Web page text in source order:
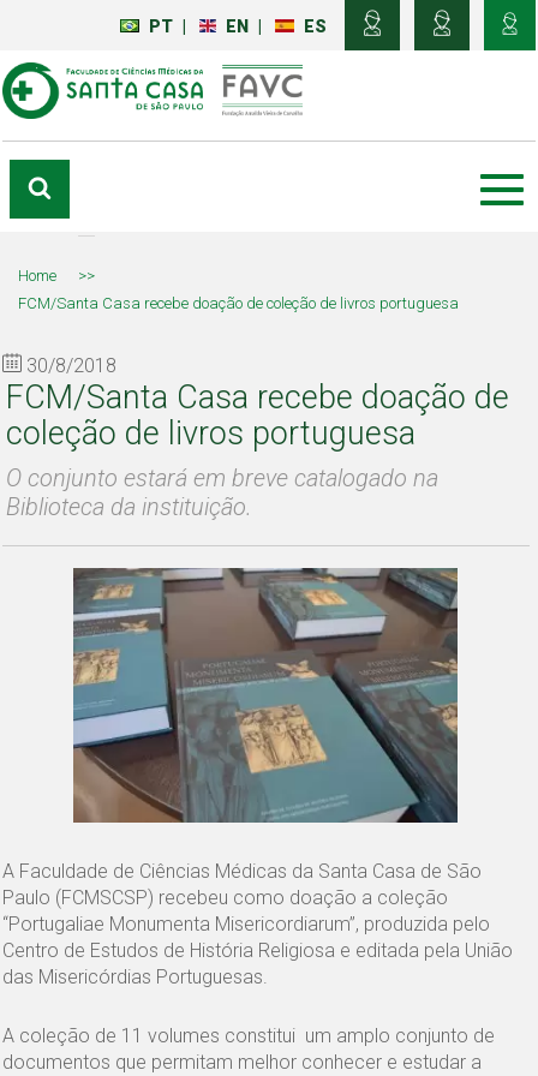
PT EN ES
Home
>>
FCM/Santa Casa recebe doação de coleção de livros portuguesa
30/8/2018
FCM/Santa Casa recebe doação de
coleção de livros portuguesa
O conjunto estará em breve catalogado na
Biblioteca da instituição.
A Faculdade de Ciências Médicas da Santa Casa de São
Paulo (FCMSCSP) recebeu como doação a coleção
“Portugaliae Monumenta Misericordiarum”, produzida pelo
Centro de Estudos de História Religiosa e editada pela União
das Misericórdias Portuguesas.
A coleção de 11 volumes constitui um amplo conjunto de
documentos que permitam melhor conhecer e estudar a